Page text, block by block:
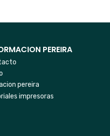
PEREIRA
pereira
impresoras